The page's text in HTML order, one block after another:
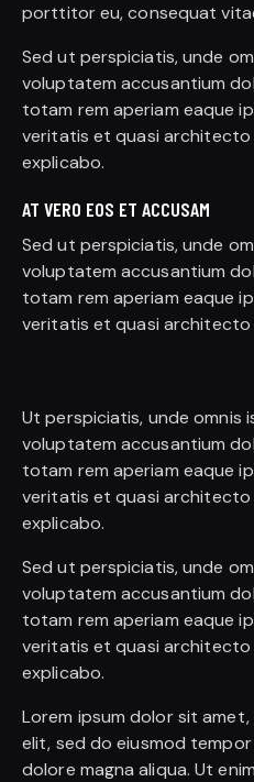
porttitor eu, consequat
Sed ut perspiciatis, unde
voluptatem accusantium
totam rem aperiam eaque
veritatis et quasi
explicabo.
AT VERO EOS ET ACCUSAM
Sed ut perspiciatis, unde
voluptatem accusantium
totam rem aperiam eaque
veritatis et quasi
Ut perspiciatis, unde omnis
voluptatem accusantium
totam rem aperiam eaque
veritatis et quasi
explicabo.
Sed ut perspiciatis, unde
voluptatem accusantium
totam rem aperiam eaque
veritatis et quasi
explicabo.
Lorem ipsum dolor sit
elit, sed do eiusmod
dolore magna aliqua. Ut